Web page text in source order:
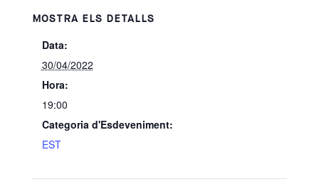
MOSTRA ELS DETALLS
Data:
30/04/2022
Hora:
19:00
Categoria d'Esdeveniment:
EST